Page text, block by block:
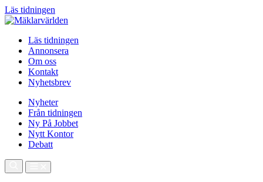
Läs tidningen
Läs tidningen
Annonsera
Om oss
Kontakt
Nyhetsbrev
Nyheter
Från tidningen
Ny På Jobbet
Nytt Kontor
Debatt